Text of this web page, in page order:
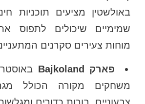
באולשטין מציעים תוכניות
שמימיים שיכולים לתפוס
מוחות צעירים סקרנים
פארק Bajkoland
משחקים מקורה הכולל
צבעוניים, בורות כדורים